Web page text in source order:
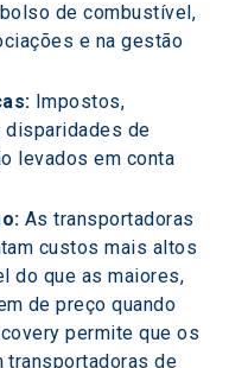
de combustível,
e na gestão
Impostos,
de
levados em conta
As transportadoras
custos mais altos
do que as maiores,
de preço quando
permite que os
transportadoras de